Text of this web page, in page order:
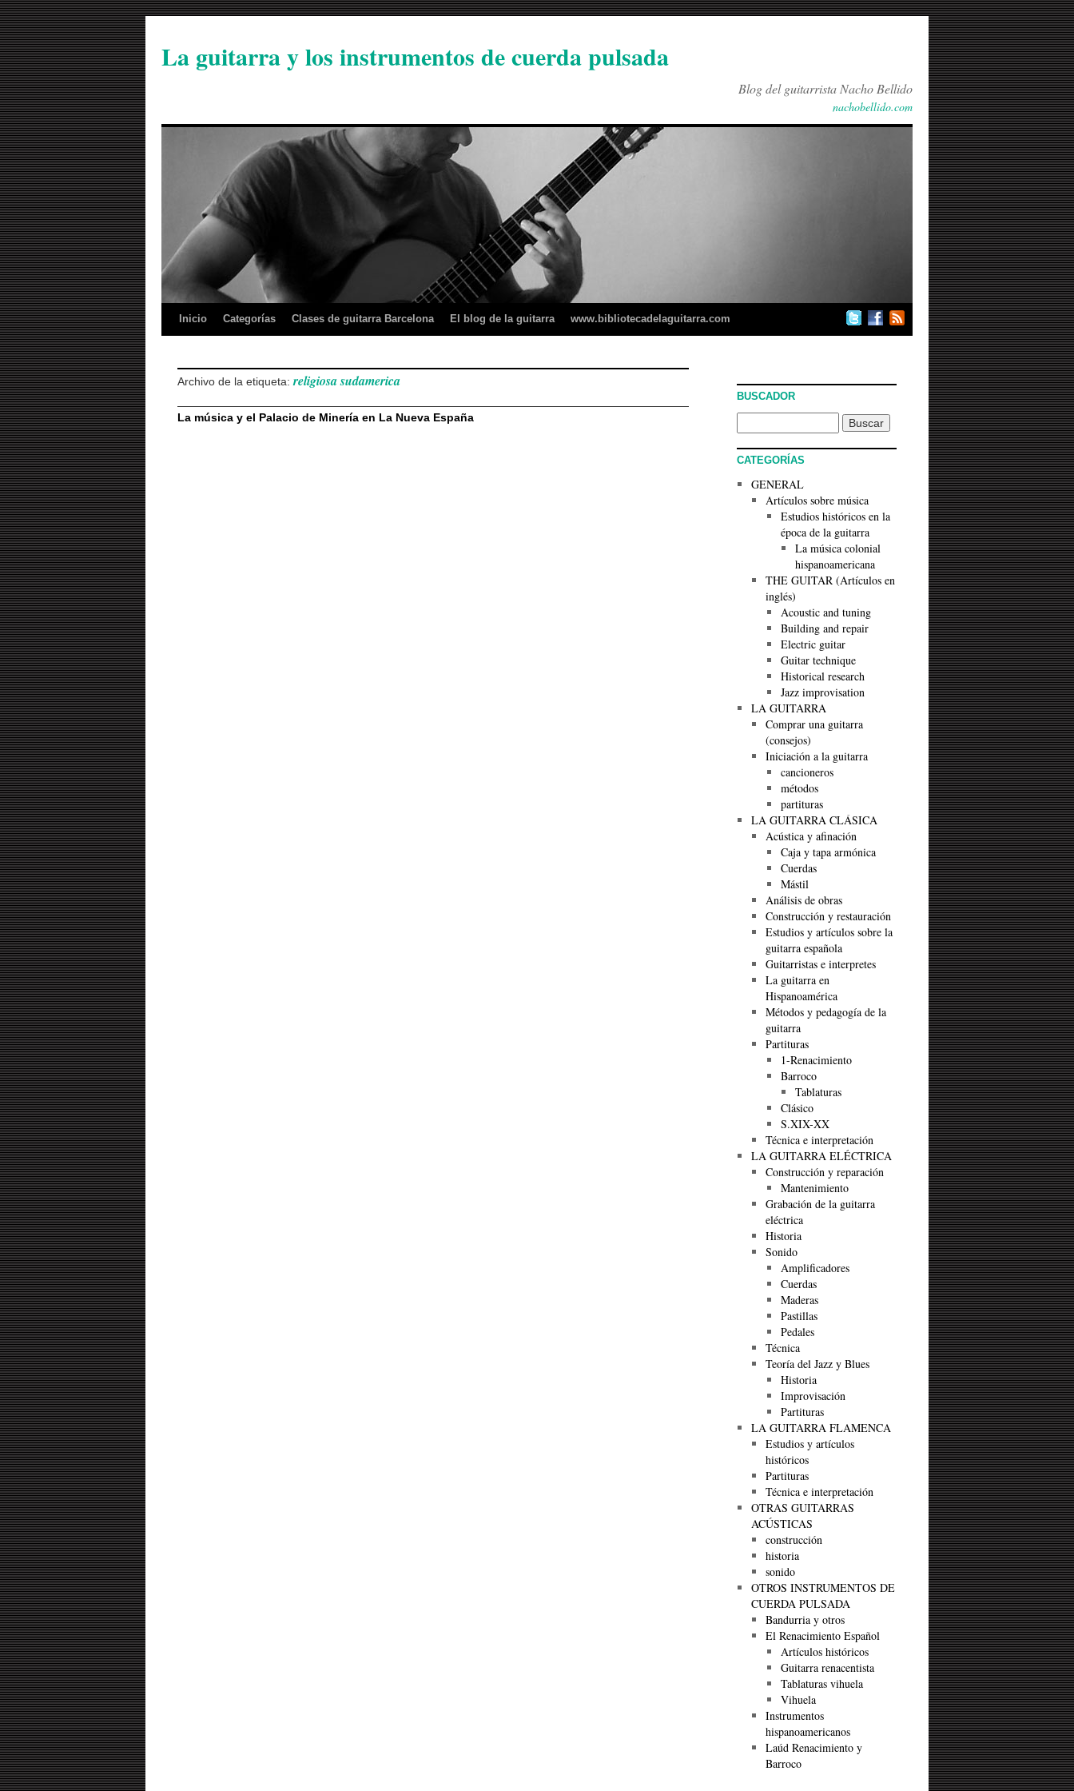
La guitarra y los instrumentos de cuerda pulsada
Blog del guitarrista Nacho Bellido
nachobellido.com
Inicio Categorías Clases de guitarra Barcelona El blog de la guitarra www.bibliotecadelaguitarra.com
Archivo de la etiqueta: religiosa sudamerica
La música y el Palacio de Minería en La Nueva España
BUSCADOR
CATEGORÍAS
GENERAL
Artículos sobre música
Estudios históricos en la
época de la guitarra
La música colonial
hispanoamericana
THE GUITAR (Artículos en
inglés)
Acoustic and tuning
Building and repair
Electric guitar
Guitar technique
Historical research
Jazz improvisation
LA GUITARRA
Comprar una guitarra
(consejos)
Iniciación a la guitarra
cancioneros
métodos
partituras
LA GUITARRA CLÁSICA
Acústica y afinación
Caja y tapa armónica
Cuerdas
Mástil
Análisis de obras
Construcción y restauración
Estudios y artículos sobre la
guitarra española
Guitarristas e interpretes
La guitarra en
Hispanoamérica
Métodos y pedagogía de la
guitarra
Partituras
1-Renacimiento
Barroco
Tablaturas
Clásico
S.XIX-XX
Técnica e interpretación
LA GUITARRA ELÉCTRICA
Construcción y reparación
Mantenimiento
Grabación de la guitarra
eléctrica
Historia
Sonido
Amplificadores
Cuerdas
Maderas
Pastillas
Pedales
Técnica
Teoría del Jazz y Blues
Historia
Improvisación
Partituras
LA GUITARRA FLAMENCA
Estudios y artículos
históricos
Partituras
Técnica e interpretación
OTRAS GUITARRAS
ACÚSTICAS
construcción
historia
sonido
OTROS INSTRUMENTOS DE
CUERDA PULSADA
Bandurria y otros
El Renacimiento Español
Artículos históricos
Guitarra renacentista
Tablaturas vihuela
Vihuela
Instrumentos
hispanoamericanos
Laúd Renacimiento y
Barroco